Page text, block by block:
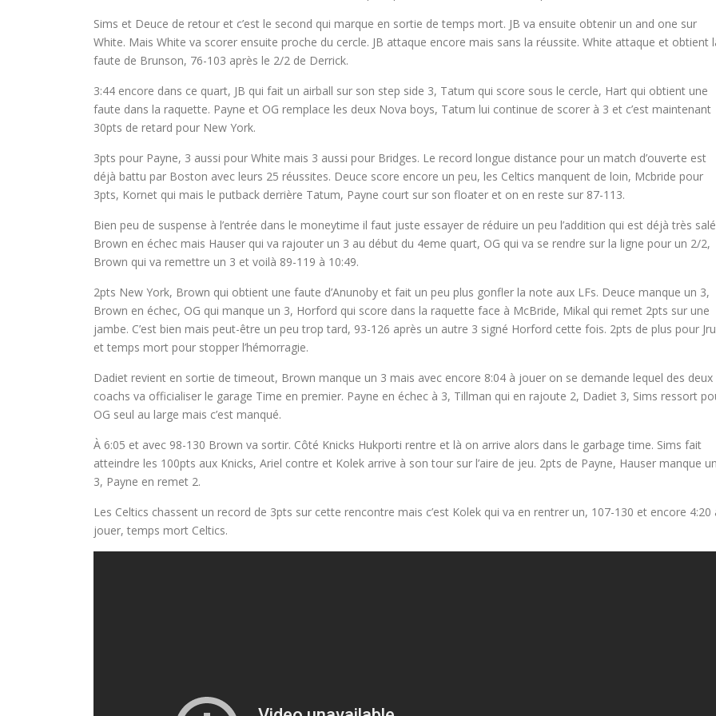
Sims et Deuce de retour et c’est le second qui marque en sortie de temps mort. JB va ensuite obtenir un and one sur
White. Mais White va scorer ensuite proche du cercle. JB attaque encore mais sans la réussite. White attaque et obtient
faute de Brunson, 76-103 après le 2/2 de Derrick.
3:44 encore dans ce quart, JB qui fait un airball sur son step side 3, Tatum qui score sous le cercle, Hart qui obtient une
faute dans la raquette. Payne et OG remplace les deux Nova boys, Tatum lui continue de scorer à 3 et c’est maintenant
30pts de retard pour New York.
3pts pour Payne, 3 aussi pour White mais 3 aussi pour Bridges. Le record longue distance pour un match d’ouverte est
déjà battu par Boston avec leurs 25 réussites. Deuce score encore un peu, les Celtics manquent de loin, Mcbride pour
3pts, Kornet qui mais le putback derrière Tatum, Payne court sur son floater et on en reste sur 87-113.
Bien peu de suspense à l’entrée dans le moneytime il faut juste essayer de réduire un peu l’addition qui est déjà très
Brown en échec mais Hauser qui va rajouter un 3 au début du 4eme quart, OG qui va se rendre sur la ligne pour un 2/2,
Brown qui va remettre un 3 et voilà 89-119 à 10:49.
2pts New York, Brown qui obtient une faute d’Anunoby et fait un peu plus gonfler la note aux LFs. Deuce manque un 3,
Brown en échec, OG qui manque un 3, Horford qui score dans la raquette face à McBride, Mikal qui remet 2pts sur une
jambe. C’est bien mais peut-être un peu trop tard, 93-126 après un autre 3 signé Horford cette fois. 2pts de plus pour
et temps mort pour stopper l’hémorragie.
Dadiet revient en sortie de timeout, Brown manque un 3 mais avec encore 8:04 à jouer on se demande lequel des deux
coachs va officialiser le garage Time en premier. Payne en échec à 3, Tillman qui en rajoute 2, Dadiet 3, Sims ressort
OG seul au large mais c’est manqué.
À 6:05 et avec 98-130 Brown va sortir. Côté Knicks Hukporti rentre et là on arrive alors dans le garbage time. Sims fait
atteindre les 100pts aux Knicks, Ariel contre et Kolek arrive à son tour sur l’aire de jeu. 2pts de Payne, Hauser manque un
3, Payne en remet 2.
Les Celtics chassent un record de 3pts sur cette rencontre mais c’est Kolek qui va en rentrer un, 107-130 et encore 4:20
jouer, temps mort Celtics.